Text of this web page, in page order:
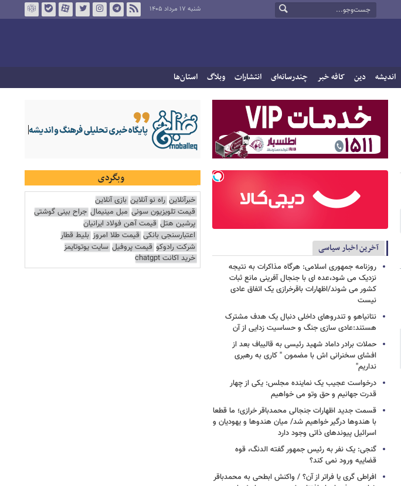
شنبه ۱۷ مرداد ۱۴۰۵
اندیشه دین کافه خبر چندرسانه‌ای انتشارات وبلاگ استان‌ها
آخرین اخبار سیاسی
روزنامه جمهوری اسلامی: هرگاه مذاکرات به نتیجه
نزدیک می شود،عده ای با جنجال آفرینی مانع ثبات
کشور می شوند/اظهارات باقرخرازی یک اتفاق عادی
نیست
نتانیاهو و تندروهای داخلی دنبال یک هدف مشترک
هستند:عادی سازی جنگ و حساسیت زدایی از آن
حملات برادر داماد شهید رئیسی به قالیباف بعد از
افشای سخنرانی اش با مضمون " کاری به رهبری
نداریم"
درخواست عجیب یک نماینده مجلس: یکی از چهار
قدرت جهانیم و حق وتو می خواهیم
قسمت جدید اظهارات جنجالی محمدباقر خرازی؛ ما قطعا
با هندوها درگیر خواهیم شد/ میان هندوها و یهودیان و
اسرائیل پیوندهای ذاتی وجود دارد
گنجی: یک نفر به رئیس جمهور گفته الدنگ، قوه
قضاییه ورود نمی کند؟
افراطی گری یا فراتر از آن؟ / واکنش ابطحی به محمدباقر
وبگردی
خبرآنلاین راه نو آنلاین بازی آنلاین
قیمت تلویزیون سونی مبل مینیمال جراح بینی گوشتی
پرشین هتل قیمت آهن فولاد ایرانیان
اعتبارسنجی بانکی قیمت طلا امروز بلیط قطار
شرکت رادوکو قیمت پروفیل سایت یوتوتایمز
خرید اکانت chatgpt